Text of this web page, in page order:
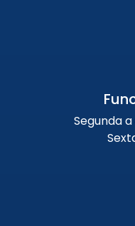
Segunda